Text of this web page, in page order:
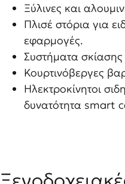
Ξύλινες και
Πλισέ στόρια για
εφαρμογές.
Συστήματα σκίασης
Κουρτινόβεργες
Ηλεκτροκίνητοι
δυνατότητα smart